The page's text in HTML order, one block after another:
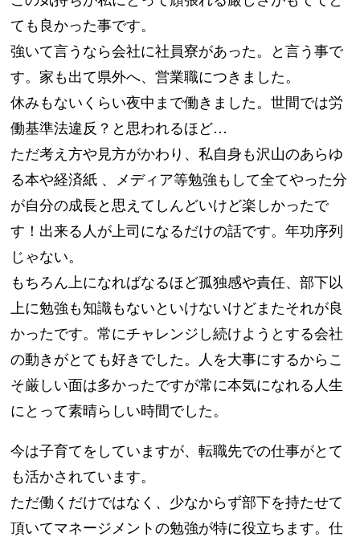
ても良かった事です。
強いて言うなら会社に社員寮があった。と言う事で
す。家も出て県外へ、営業職につきました。
休みもないくらい夜中まで働きました。世間では労
働基準法違反？と思われるほど…
ただ考え方や見方がかわり、私自身も沢山のあらゆ
る本や経済紙 、メディア等勉強もして全てやった分
が自分の成長と思えてしんどいけど楽しかったで
す！出来る人が上司になるだけの話です。年功序列
じゃない。
もちろん上になればなるほど孤独感や責任、部下以
上に勉強も知識もないといけないけどまたそれが良
かったです。常にチャレンジし続けようとする会社
の動きがとても好きでした。人を大事にするからこ
そ厳しい面は多かったですが常に本気になれる人生
にとって素晴らしい時間でした。
今は子育てをしていますが、転職先での仕事がとて
も活かされています。
ただ働くだけではなく、少なからず部下を持たせて
頂いてマネージメントの勉強が特に役立ちます。仕